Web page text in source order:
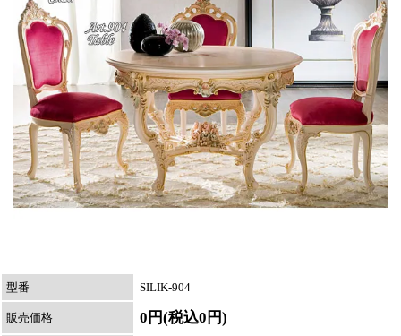
型番 SILIK-904
販売価格 0円(税込0円)